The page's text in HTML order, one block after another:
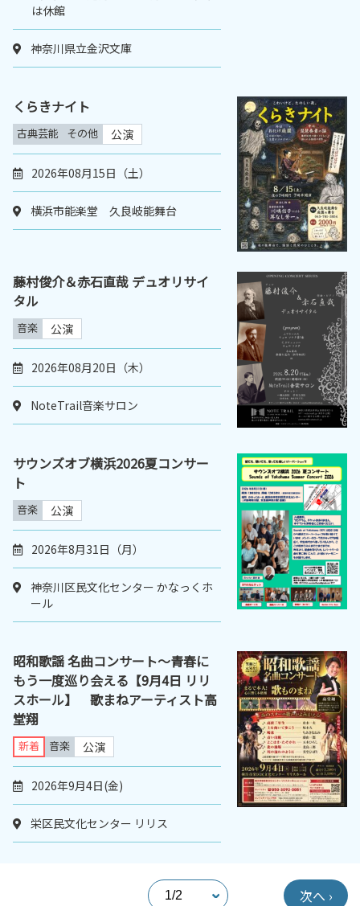
は休館
神奈川県立金沢文庫
くらきナイト
古典芸能 その他 公演
2026年08月15日（土）
横浜市能楽堂 久良岐能舞台
藤村俊介＆赤石直哉 デュオリサイ
タル
音楽 公演
2026年08月20日（木）
NoteTrail音楽サロン
サウンズオブ横浜2026夏コンサー
ト
音楽 公演
2026年8月31日（月）
神奈川区民文化センター かなっくホ
ール
昭和歌謡 名曲コンサート～青春に
もう一度巡り会える【9月4日 リリ
スホール】 歌まねアーティスト高
堂翔
新着 音楽 公演
2026年9月4日(金)
栄区民文化センター リリス
次へ ›